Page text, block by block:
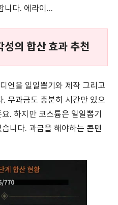
니다. 에라이...
성의 합산 효과 추천
언을 일일뽑기와 제작 그리고
무과금도 충분히 시간만 있으
. 하지만 코스튬은 일일뽑기
니다. 과금을 해야하는 콘텐